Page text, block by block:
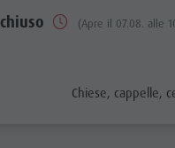
chiuso (Apre il 07.08. alle
Chiese, cappelle,